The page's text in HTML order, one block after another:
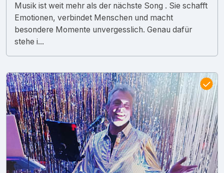
Musik ist weit mehr als der nächste Song . Sie schafft
Emotionen, verbindet Menschen und macht
besondere Momente unvergesslich. Genau dafür
stehe i...